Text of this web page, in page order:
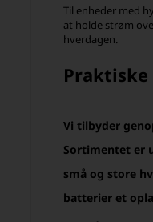
Til enheder med
at holde strøm
hverdagen.
Vi tilbyder
Sortimentet er
små og store
batterier et